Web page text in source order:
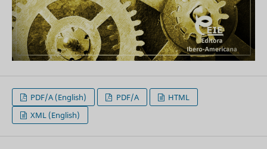
PDF/A (English) PDF/A
HTML
XML (English)